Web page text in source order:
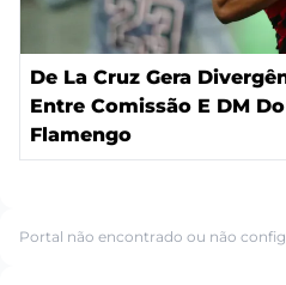
De La Cruz Gera
Entre Comissão E DM Do
Flamengo
Portal não encontrado ou não